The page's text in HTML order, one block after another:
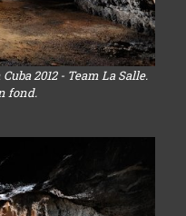
2012 - Team La Salle.
fond.